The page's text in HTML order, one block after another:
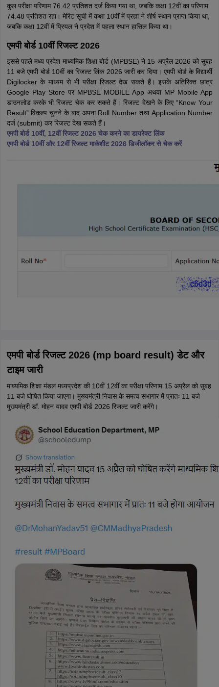
कुल परीक्षा परिणाम 76.42 प्रतिशत दर्ज किया गया था, जबकि कक्षा 12वीं का परिणाम
74.48 प्रतिशत रहा। मेरिट सूची में कक्षा 10वीं में प्रज्ञा ने शीर्ष स्थान प्राप्त किया था,
जबकि कक्षा 12वीं में प्रियल ने प्रदेश में पहला स्थान हासिल किया था।
एमपी बोर्ड 10वीं रिजल्ट 2026
इससे पहले मध्य प्रदेश माध्यमिक शिक्षा बोर्ड (MPBSE) ने 15 अप्रैल 2026 को सुबह
11 बजे एमपी बोर्ड 10वीं का रिजल्ट लिंक 2026 जारी कर दिया। एमपी बोर्ड के विद्यार्थी
Digilocker के माध्यम से भी परीक्षा रिजल्ट देख सकते हैं। इसके अतिरिक्त छात्र
Google Play Store पर MPBSE MOBILE App अथवा MP Mobile App
डाउनलोड करके भी रिजल्ट चेक कर सकते हैं। रिजल्ट देखने के लिए “Know Your
Result” विकल्प चुनने के बाद अपना Roll Number तथा Application Number
दर्ज (submit) कर रिजल्ट देख सकते हैं।
एमपी बोर्ड 10वीं, 12वीं रिजल्ट 2026 चेक करने का डायरेक्ट लिंक
एमपी बोर्ड 10वीं और 12वीं रिजल्ट मार्कशीट 2026 डिजीलॉकर से चेक करें
एमपी बोर्ड रिजल्ट 2026 (mp board result) डेट और
टाइम जारी
माध्यमिक शिक्षा मंडल मध्यप्रदेश की 10वीं 12वीं का परीक्षा परिणाम 15 अप्रैल को सुबह
11 बजे घोषित किया जाएगा। मुख्यमंत्री निवास के समत्व सभागार में प्रातः 11 बजे
मुख्यमंत्री डॉ. मोहन यादव एमपी बोर्ड 2026 रिजल्ट जारी करेंगे।